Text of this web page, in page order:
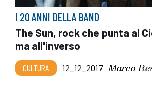
I 20 ANNI DELLA BAND
The Sun, rock che punta al
ma all'inverso
CULTURA 12_12_2017 Marco